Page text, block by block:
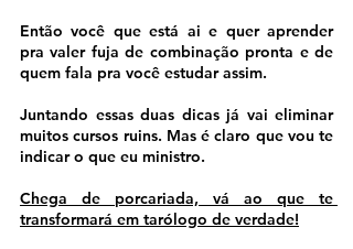
Então você que está ai e quer aprender
pra valer fuja de combinação pronta e de
quem fala pra você estudar assim.
Juntando essas duas dicas já vai eliminar
muitos cursos ruins. Mas é claro que vou te
indicar o que eu ministro.
Chega de porcariada, vá ao que te
transformará em tarólogo de verdade!